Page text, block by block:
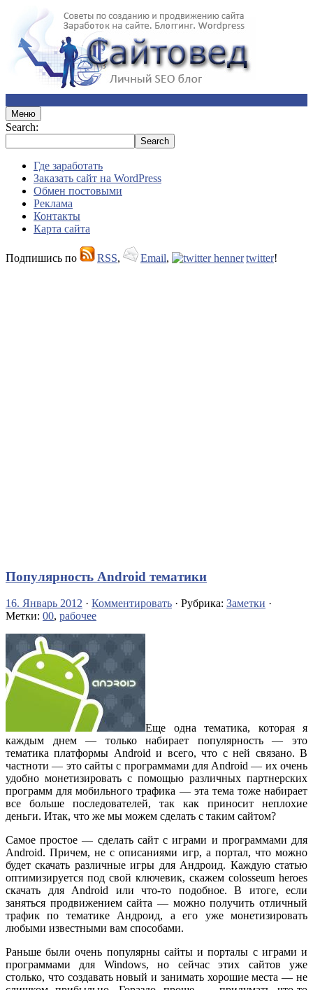
Меню
Search:
Где заработать
Заказать сайт на WordPress
Обмен постовыми
Реклама
Контакты
Карта сайта
Подпишись по RSS, Email, twitter!
Популярность Android тематики
16. Январь 2012 · Комментировать · Рубрика: Заметки ·
Метки: 00, рабочее
Еще одна тематика, которая я
каждым днем — только набирает популярность — это
тематика платформы Android и всего, что с ней связано. В
частноти — это сайты с программами для Android — их очень
удобно монетизировать с помощью различных партнерских
программ для мобильного трафика — эта тема тоже набирает
все больше последователей, так как приносит неплохие
деньги. Итак, что же мы можем сделать с таким сайтом?
Самое простое — сделать сайт с играми и программами для
Android. Причем, не с описаниями игр, а портал, что можно
будет скачать различные игры для Андроид. Каждую статью
оптимизируется под свой ключевик, скажем colosseum heroes
скачать для Android или что-то подобное. В итоге, если
заняться продвижением сайта — можно получить отличный
трафик по тематике Андроид, а его уже монетизировать
любыми известными вам способами.
Раньше были очень популярны сайты и порталы с играми и
программами для Windows, но сейчас этих сайтов уже
столько, что создавать новый и занимать хорошие места — не